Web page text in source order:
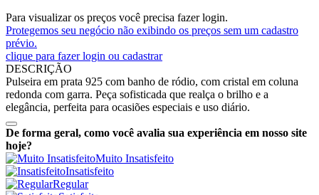
Para visualizar os preços você precisa fazer login.
Protegemos seu negócio não exibindo os preços sem um cadastro
prévio.
clique para fazer login ou cadastrar
DESCRIÇÃO
Pulseira em prata 925 com banho de ródio, com cristal em coluna
redonda com garra. Peça sofisticada que realça o brilho e a
elegância, perfeita para ocasiões especiais e uso diário.
De forma geral, como você avalia sua experiência em nosso site
hoje?
Muito Insatisfeito
Insatisfeito
Regular